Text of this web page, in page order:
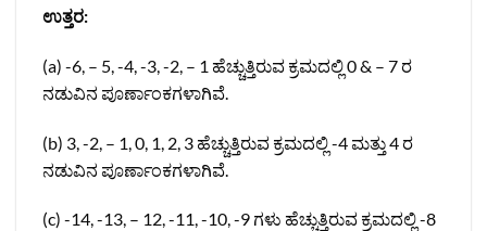
ಉತ್ತರ:
(a) -6, – 5, -4, -3, -2, – 1 ಹೆಚ್ಚುತ್ತಿರುವ ಕ್ರಮದಲ್ಲಿ 0 & – 7 ರ
ನಡುವಿನ ಪೂರ್ಣಾಂಕಗಳಾಗಿವೆ.
(b) 3, -2, – 1, 0, 1, 2, 3 ಹೆಚ್ಚುತ್ತಿರುವ ಕ್ರಮದಲ್ಲಿ -4 ಮತ್ತು 4 ರ
ನಡುವಿನ ಪೂರ್ಣಾಂಕಗಳಾಗಿವೆ.
(c) -14, -13, – 12, -11, -10, -9 ಗಳು ಹೆಚ್ಚುತ್ತಿರುವ ಕ್ರಮದಲ್ಲಿ -8